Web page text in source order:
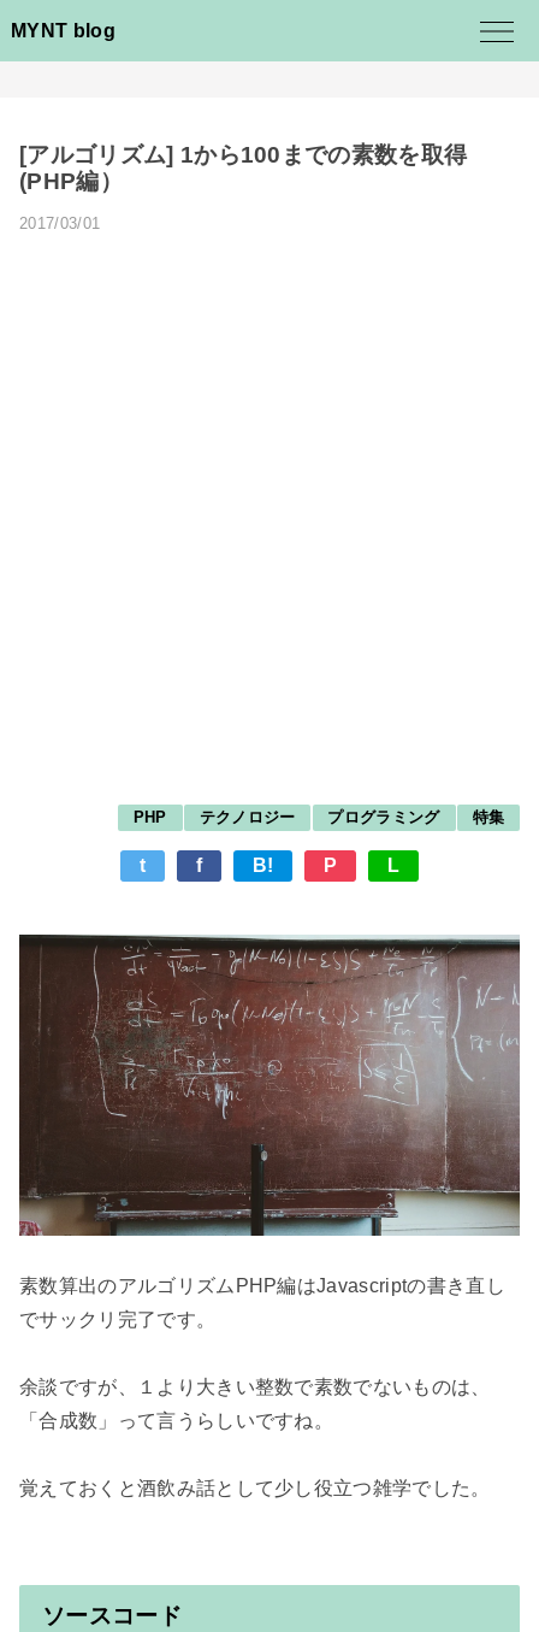
MYNT blog
[アルゴリズム] 1から100までの素数を取得
(PHP編）
2017/03/01
PHP テクノロジー プログラミング 特集
t f B! P L
素数算出のアルゴリズムPHP編はJavascriptの書き直し
でサックリ完了です。
余談ですが、１より大きい整数で素数でないものは、
「合成数」って言うらしいですね。
覚えておくと酒飲み話として少し役立つ雑学でした。
ソースコード